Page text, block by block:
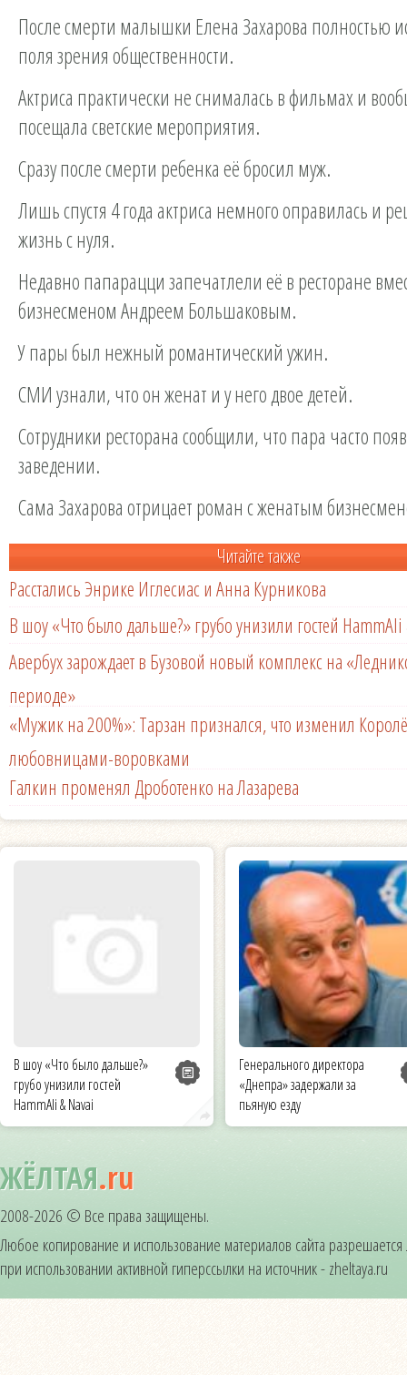
После смерти малышки Елена Захарова полностью
поля зрения общественности.
Актриса практически не снималась в фильмах и
посещала светские мероприятия.
Сразу после смерти ребенка её бросил муж.
Лишь спустя 4 года актриса немного оправилась и
жизнь с нуля.
Недавно папарацци запечатлели её в ресторане
бизнесменом Андреем Большаковым.
У пары был нежный романтический ужин.
СМИ узнали, что он женат и у него двое детей.
Сотрудники ресторана сообщили, что пара часто
заведении.
Сама Захарова отрицает роман с женатым
Читайте также
Расстались Энрике Иглесиас и Анна Курникова
В шоу «Что было дальше?» грубо унизили гостей HammAli
Авербух зарождает в Бузовой новый комплекс на
периоде»
«Мужик на 200%»: Тарзан признался, что изменил
любовницами-воровками
Галкин променял Дроботенко на Лазарева
В шоу «Что было дальше?»
грубо унизили гостей
HammAli & Navai
Генерального директора
«Днепра» задержали за
пьяную езду
ЖЁЛТАЯ.ru
2008-2026 © Все права защищены.
Любое копирование и использование материалов сайта
при использовании активной гиперссылки на источник - zheltaya.ru